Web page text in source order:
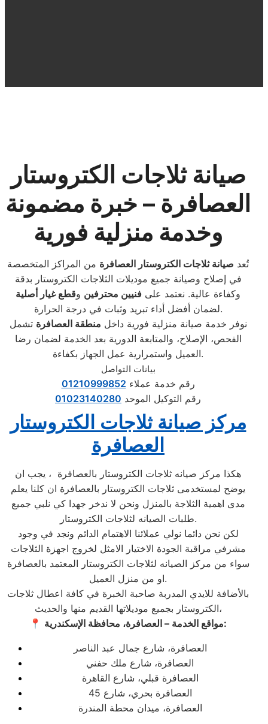
صيانة ثلاجات الكتروستار
العصافرة – خبرة مضمونة
وخدمة منزلية فورية
تُعد صيانة ثلاجات الكتروستار العصافرة من المراكز المتخصصة
في إصلاح وصيانة جميع موديلات الثلاجات الكتروستار بدقة
وكفاءة عالية. نعتمد على فنيين محترفين وقطع غيار أصلية
لضمان أفضل أداء تبريد وثبات في درجة الحرارة.
نوفر خدمة صيانة منزلية فورية داخل منطقة العصافرة تشمل
الفحص، الإصلاح، والمتابعة الدورية بعد الخدمة لضمان رضا
العميل واستمرارية عمل الجهاز بكفاءة.
بيانات التواصل
رقم خدمة عملاء 01210999852
رقم التوكيل الموحد 01023140280
مركز صيانة ثلاجات الكتروستار
العصافرة
هكذا مركز صيانه ثلاجات الكتروستار بالعصافرة ، يجب ان
يوضح لمستخدمى ثلاجات الكتروستار بالعصافرة ان كلنا يعلم
مدى اهمية الثلاجة بالمنزل ونحن لا ندخر جهدا كي نلبي جميع
طلبات الصيانه لثلاجات الكتروستار.
لكن نحن دائما نولي عملائنا الاهتمام الدائم ونجد في وجود
مشرفي مراقبة الجودة الاختيار الامثل لخروج اجهزة الثلاجات
سواء من مركز الصيانه لثلاجات الكتروستار المعتمد بالعصافرة
او من منزل العميل.
بالأضافة للايدي المدربة صاحبة الخبرة في كافة اعطال ثلاجات
الكتروستار بجميع موديلاتها القديم منها والحديث،
📍
مواقع الخدمة – العصافرة، محافظة الإسكندرية:
العصافرة، شارع جمال عبد الناصر
العصافرة، شارع ملك حفني
العصافرة قبلي، شارع القاهرة
العصافرة بحري، شارع 45
العصافرة، ميدان محطة المندرة